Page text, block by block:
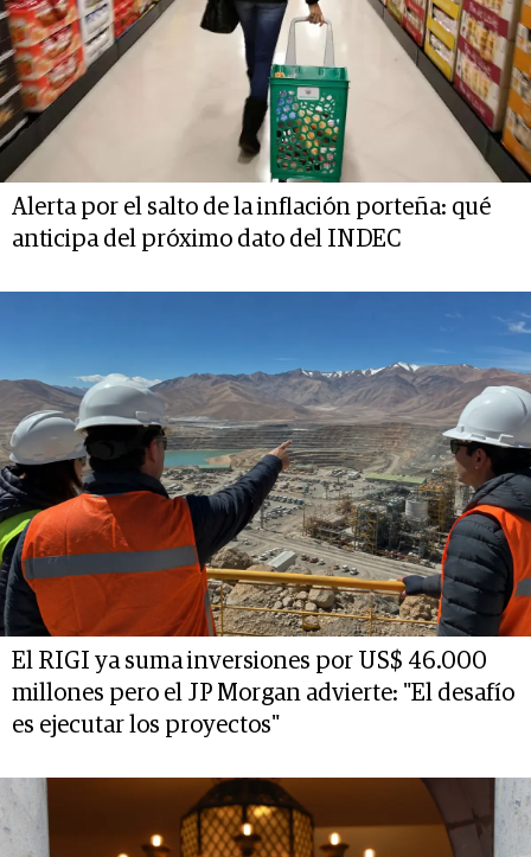
Alerta por el salto de la inflación porteña: qué
anticipa del próximo dato del INDEC
El RIGI ya suma inversiones por US$ 46.000
millones pero el JP Morgan advierte: "El desafío
es ejecutar los proyectos"